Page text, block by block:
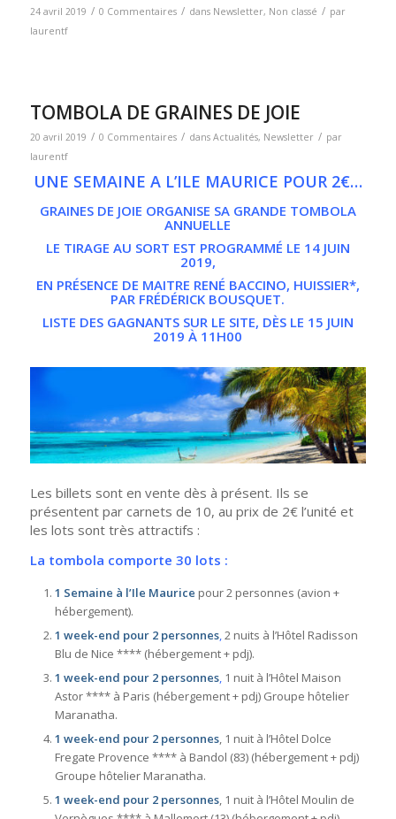
24 avril 2019 / 0 Commentaires / dans Newsletter, Non classé / par
laurentf
TOMBOLA DE GRAINES DE JOIE
20 avril 2019 / 0 Commentaires / dans Actualités, Newsletter / par
laurentf
UNE SEMAINE A L’ILE MAURICE POUR 2€…
GRAINES DE JOIE ORGANISE SA GRANDE TOMBOLA
ANNUELLE
LE TIRAGE AU SORT EST PROGRAMMÉ LE 14 JUIN
2019,
EN PRÉSENCE DE MAITRE RENÉ BACCINO, HUISSIER*,
PAR FRÉDÉRICK BOUSQUET.
LISTE DES GAGNANTS SUR LE SITE, DÈS LE 15 JUIN
2019 À 11H00
Les billets sont en vente dès à présent. Ils se
présentent par carnets de 10, au prix de 2€ l’unité et
les lots sont très attractifs :
La tombola comporte 30 lots :
1 Semaine à l’Ile Maurice pour 2 personnes (avion +
hébergement).
1 week-end pour 2 personnes,2 nuits à l’Hôtel Radisson
Blu de Nice **** (hébergement + pdj).
1 week-end pour 2 personnes,1 nuit à l’Hôtel Maison
Astor **** à Paris (hébergement + pdj) Groupe hôtelier
Maranatha.
1 week-end pour 2 personnes, 1 nuit à l’Hôtel Dolce
Fregate Provence **** à Bandol (83) (hébergement + pdj)
Groupe hôtelier Maranatha.
1 week-end pour 2 personnes, 1 nuit à l’Hôtel Moulin de